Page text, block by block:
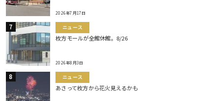
2026年7月17日
ニュース
枚方モールが全館休館。8/26
2026年8月3日
ニュース
あさって枚方から花火見えるかも